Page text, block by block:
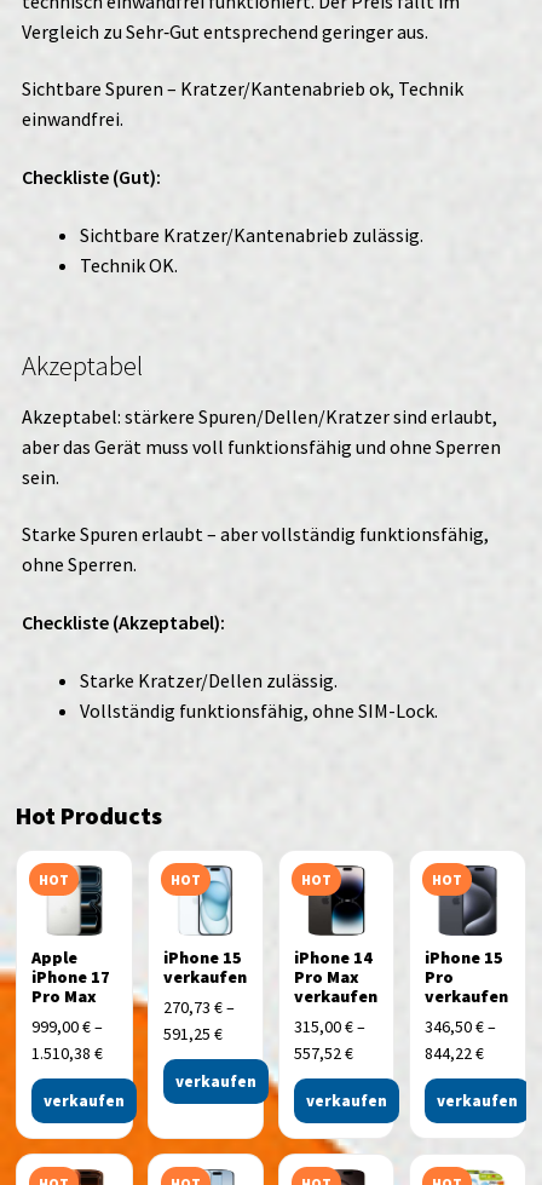
Vergleich zu Sehr‑Gut entsprechend geringer aus.
Sichtbare Spuren – Kratzer/Kantenabrieb ok, Technik
einwandfrei.
Checkliste (Gut):
Sichtbare Kratzer/Kantenabrieb zulässig.
Technik OK.
Akzeptabel
Akzeptabel: stärkere Spuren/Dellen/Kratzer sind erlaubt,
aber das Gerät muss voll funktionsfähig und ohne Sperren
sein.
Starke Spuren erlaubt – aber vollständig funktionsfähig,
ohne Sperren.
Checkliste (Akzeptabel):
Starke Kratzer/Dellen zulässig.
Vollständig funktionsfähig, ohne SIM-Lock.
Hot Products
HOT
Apple
iPhone 17
Pro Max
999,00€–
1.510,38€
verkaufen
HOT
iPhone 15
verkaufen
270,73 €–
591,25 €
verkaufen
HOT
iPhone 14
Pro Max
verkaufen
315,00€–
557,52€
verkaufen
HOT
iPhone 15
Pro
verkaufen
346,50€–
844,22€
verkaufen